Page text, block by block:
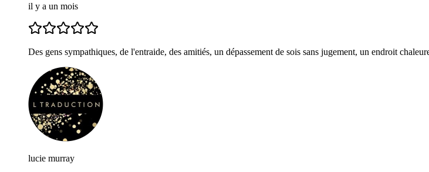
il y a un mois
Des gens sympathiques, de l'entraide, des amitiés, un dépassement de sois sans jugement, un endroit
lucie murray